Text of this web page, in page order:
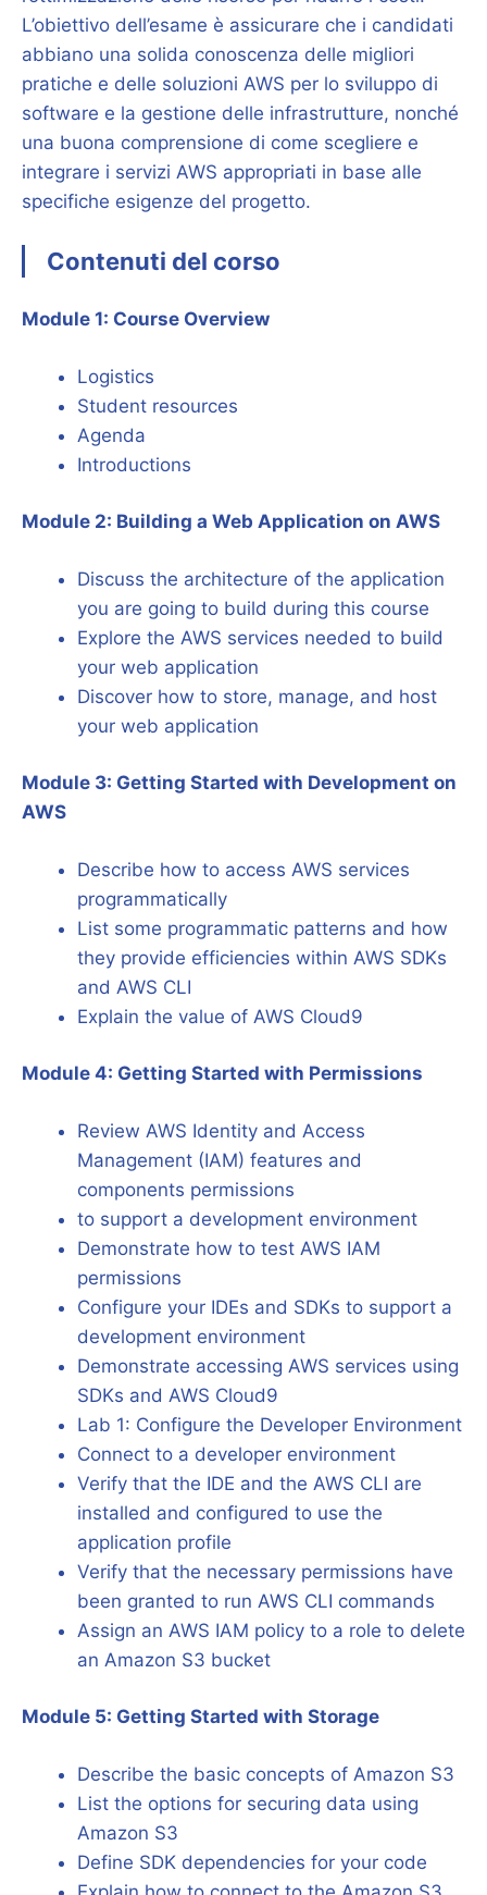
L’obiettivo dell’esame è assicurare che i candidati
abbiano una solida conoscenza delle migliori
pratiche e delle soluzioni AWS per lo sviluppo di
software e la gestione delle infrastrutture, nonché
una buona comprensione di come scegliere e
integrare i servizi AWS appropriati in base alle
specifiche esigenze del progetto.
Contenuti del corso
Module 1: Course Overview
Logistics
Student resources
Agenda
Introductions
Module 2: Building a Web Application on AWS
Discuss the architecture of the application
you are going to build during this course
Explore the AWS services needed to build
your web application
Discover how to store, manage, and host
your web application
Module 3: Getting Started with Development on
AWS
Describe how to access AWS services
programmatically
List some programmatic patterns and how
they provide efficiencies within AWS SDKs
and AWS CLI
Explain the value of AWS Cloud9
Module 4: Getting Started with Permissions
Review AWS Identity and Access
Management (IAM) features and
components permissions
to support a development environment
Demonstrate how to test AWS IAM
permissions
Configure your IDEs and SDKs to support a
development environment
Demonstrate accessing AWS services using
SDKs and AWS Cloud9
Lab 1: Configure the Developer Environment
Connect to a developer environment
Verify that the IDE and the AWS CLI are
installed and configured to use the
application profile
Verify that the necessary permissions have
been granted to run AWS CLI commands
Assign an AWS IAM policy to a role to delete
an Amazon S3 bucket
Module 5: Getting Started with Storage
Describe the basic concepts of Amazon S3
List the options for securing data using
Amazon S3
Define SDK dependencies for your code